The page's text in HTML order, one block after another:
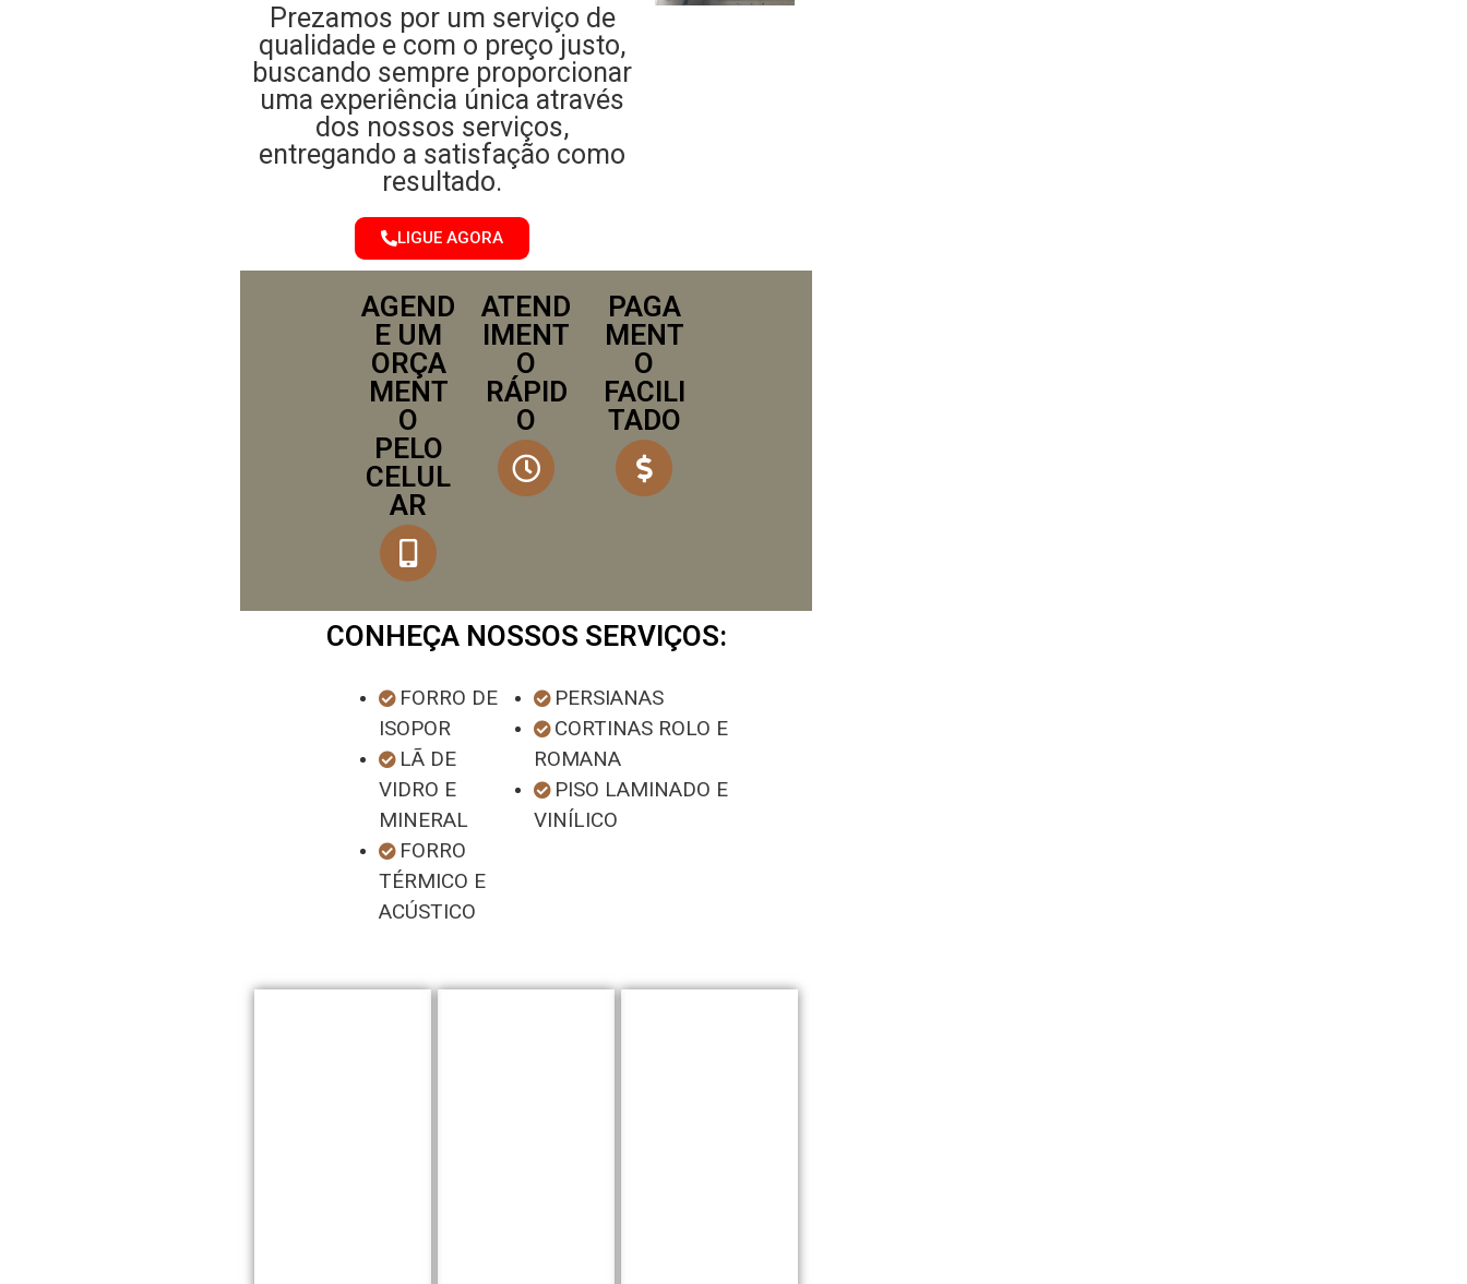
Prezamos por um serviço de
qualidade e com o preço justo,
buscando sempre proporcionar
uma experiência única através
dos nossos serviços,
entregando a satisfação como
resultado.
LIGUE AGORA
AGEND
E UM
ORÇA
MENT
O
PELO
CELUL
AR
ATEND
IMENT
O
RÁPID
O
PAGA
MENT
O
FACILI
TADO
CONHEÇA NOSSOS SERVIÇOS:
FORRO DE
ISOPOR
LÃ DE
VIDRO E
MINERAL
FORRO
TÉRMICO E
ACÚSTICO
PERSIANAS
CORTINAS ROLO E
ROMANA
PISO LAMINADO E
VINÍLICO